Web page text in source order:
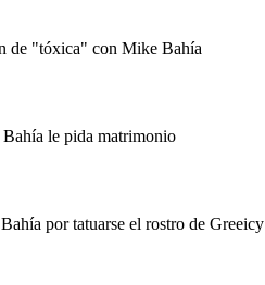
de "tóxica" con Mike Bahía
le pida matrimonio
por tatuarse el rostro de Greeicy